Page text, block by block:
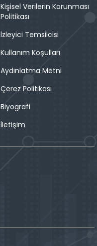
Kişisel Verilerin Korunması
Politikası
İzleyici Temsilcisi
Kullanım Koşulları
Aydınlatma Metni
Çerez Politikası
Biyografi
İletişim